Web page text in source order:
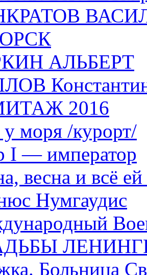
АЛЬБЕРТ
2016
моря /курорт/
I — император
весна и всё
Нумгаудис
Больница